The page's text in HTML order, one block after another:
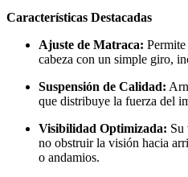
Características Destacadas
Ajuste de Matraca:
cabeza con un simple giro,
Suspensión de Calidad:
que distribuye la fuerza del
Visibilidad Optimizada: Su
no obstruir la visión hacia
o andamios.